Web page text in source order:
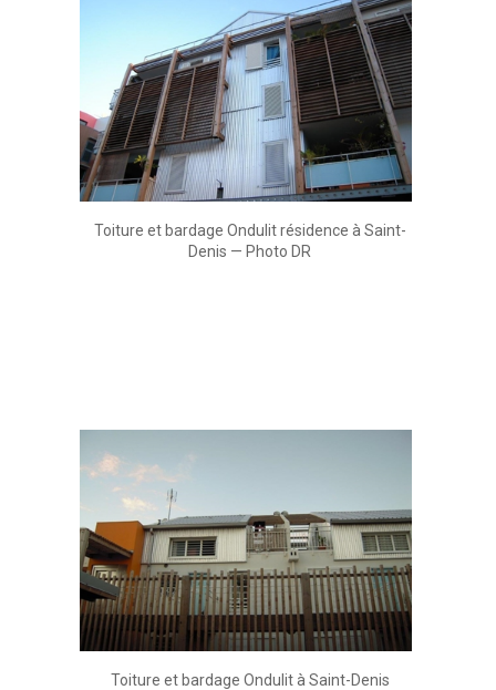
Toiture et bardage Ondulit résidence à Saint-
Denis — Photo DR
Toiture et bardage Ondulit à Saint-Denis